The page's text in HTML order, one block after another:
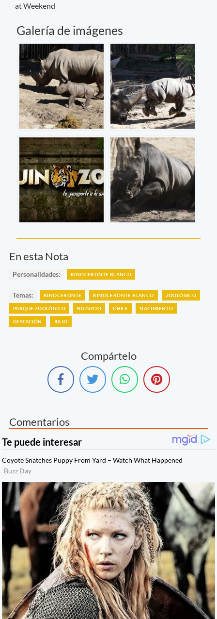
at Weekend
Galería de imágenes
En esta Nota
Personalidades: RINOCERONTE BLANCO
Temas: RINOCERONTE RINOCERONTE BLANCO ZOOLÓGICO
PARQUE ZOOLÓGICO BUINZOO CHILE NACIMIENTO
GESTACIÓN JULIO
Compártelo
Comentarios